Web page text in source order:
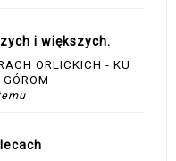
i większych.
ORLICKICH - KU